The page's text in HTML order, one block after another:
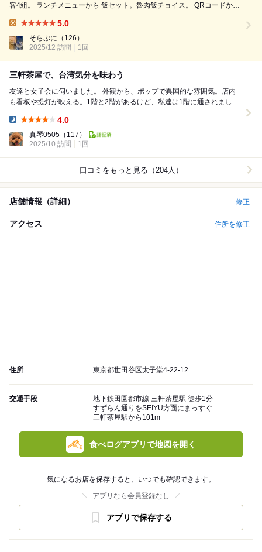
客4組。 ランチメニューから 飯セット。魯肉飯チョイス。 QRコードから
5.0
そらぷに （126）
2025/12 訪問
1回
三軒茶屋で、台湾気分を味わう
友達と女子会に伺いました。 外観から、ポップで異国的な雰囲気。店内
も看板や提灯が映える。1階と2階があるけど、私達は1階に通されまし
4.0
真琴0505 （117）
2025/10 訪問
1回
口コミをもっと見る（204人）
店舗情報（詳細） 修正
アクセス 住所を修正
住所 東京都世田谷区太子堂4-22-12
交通手段
地下鉄田園都市線 三軒茶屋駅 徒歩1分
すずらん通りをSEIYU方面にまっすぐ
三軒茶屋駅から101m
食べログアプリで地図を開く
気になるお店を保存すると、いつでも確認できます。
アプリなら会員登録なし
アプリで保存する